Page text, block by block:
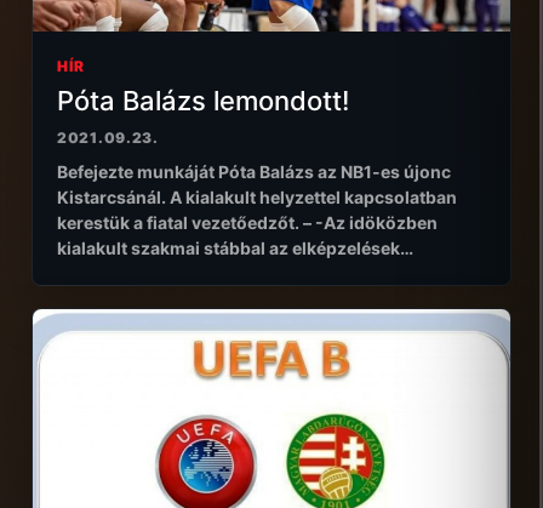
HÍR
Póta Balázs lemondott!
2021.09.23.
Befejezte munkáját Póta Balázs az NB1-es újonc
Kistarcsánál. A kialakult helyzettel kapcsolatban
kerestük a fiatal vezetőedzőt. – -Az idöközben
kialakult szakmai stábbal az elképzelések…